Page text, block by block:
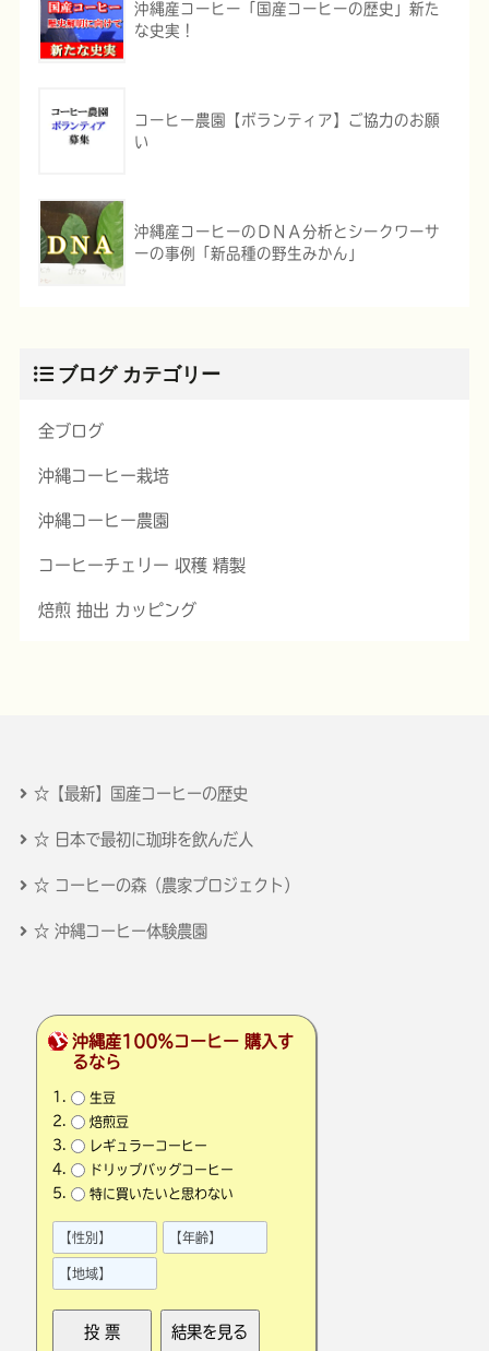
沖縄産コーヒー「国産コーヒーの歴史」新た
な史実！
コーヒー農園【ボランティア】ご協力のお願
い
沖縄産コーヒーのＤＮＡ分析とシークワーサ
ーの事例「新品種の野生みかん」
ブログ カテゴリー
全ブログ
沖縄コーヒー栽培
沖縄コーヒー農園
コーヒーチェリー 収穫 精製
焙煎 抽出 カッピング
☆【最新】国産コーヒーの歴史
☆ 日本で最初に珈琲を飲んだ人
☆ コーヒーの森（農家プロジェクト）
☆ 沖縄コーヒー体験農園
沖縄産100％コーヒー 購入す
るなら
生豆
焙煎豆
レギュラーコーヒー
ドリップバッグコーヒー
特に買いたいと思わない